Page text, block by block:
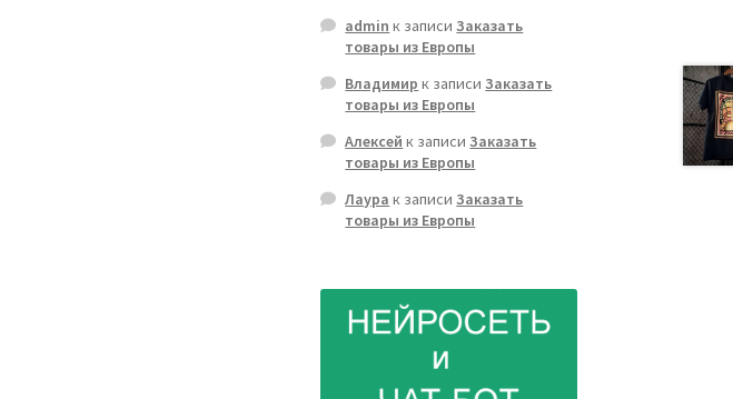
admin к записиЗаказать
товары из Европы
Владимир к записиЗаказать
товары из Европы
Алексей к записиЗаказать
товары из Европы
Лаура к записиЗаказать
товары из Европы